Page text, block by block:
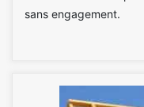
sans engagement.